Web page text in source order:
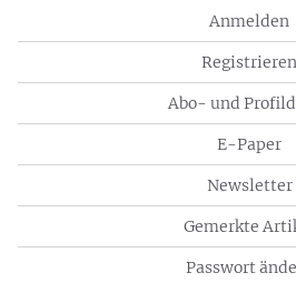
Anmelden
Registrieren
Abo- und
E-Paper
Newsletter
Gemerkte
Passwort